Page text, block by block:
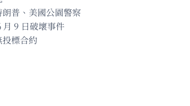
普、美國公園警察
月 9 日破壞事件
標合約